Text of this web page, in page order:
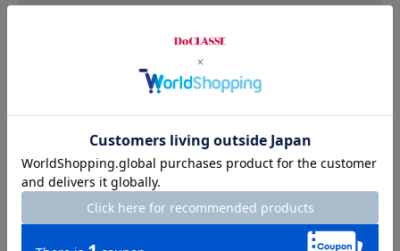
スタッフコメント
きらり
身長：159cm
普段のサイズ：9号 着用サイズ：M
さらっとして着心地が大変いいです。少し大きめ
に出来ているようなので1つ下のサイズでいいかも